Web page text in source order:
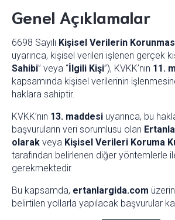
Genel Açıklamalar
6698 Sayılı Kişisel Verilerin
uyarınca, kişisel verileri işlenen gerçek
Sahibi” veya “İlgili Kişi”), KVKK’nın 11.
kapsamında kişisel verilerinin
haklara sahiptir.
KVKK’nın 13. maddesi uyarınca, bu
başvuruların veri sorumlusu olan
olarak veya Kişisel Verileri Koruma
tarafından belirlenen diğer yöntemlerle
gerekmektedir.
Bu kapsamda, ertanlargida.com
belirtilen yollarla yapılacak başvurular